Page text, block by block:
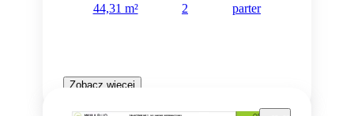
44,31 m²
2
parter
Zobacz więcej